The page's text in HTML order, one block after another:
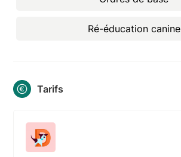
Ré-éducation canine
Tarifs